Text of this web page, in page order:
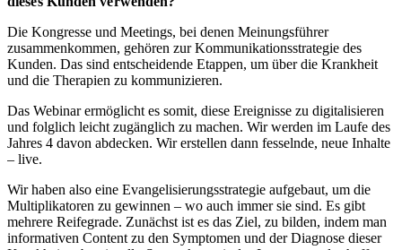
Die Kongresse und Meetings, bei denen Meinungsführer
zusammenkommen, gehören zur Kommunikationsstrategie des
Kunden. Das sind entscheidende Etappen, um über die Krankheit
und die Therapien zu kommunizieren.
Das Webinar ermöglicht es somit, diese Ereignisse zu digitalisieren
und folglich leicht zugänglich zu machen. Wir werden im Laufe des
Jahres 4 davon abdecken. Wir erstellen dann fesselnde, neue Inhalte
– live.
Wir haben also eine Evangelisierungsstrategie aufgebaut, um die
Multiplikatoren zu gewinnen – wo auch immer sie sind. Es gibt
mehrere Reifegrade. Zunächst ist es das Ziel, zu bilden, indem man
informativen Content zu den Symptomen und der Diagnose dieser